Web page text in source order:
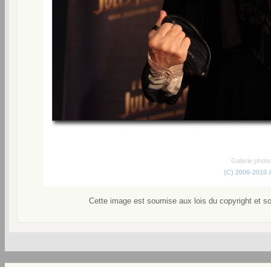
Galerie
(C) 2006-2010
Cette image est soumise aux lois du copyright et